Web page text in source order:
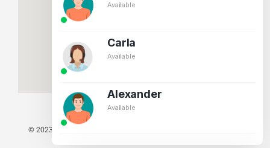
© 2023 TODOS LOS DERECHOS RESERVADOS - TECNIT TU TIENDA
Available
Carla
Available
Alexander
Available